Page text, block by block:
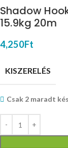
Shadow
15.9kg 20m
4,250Ft
KISZERELÉS
Csak 2 maradt